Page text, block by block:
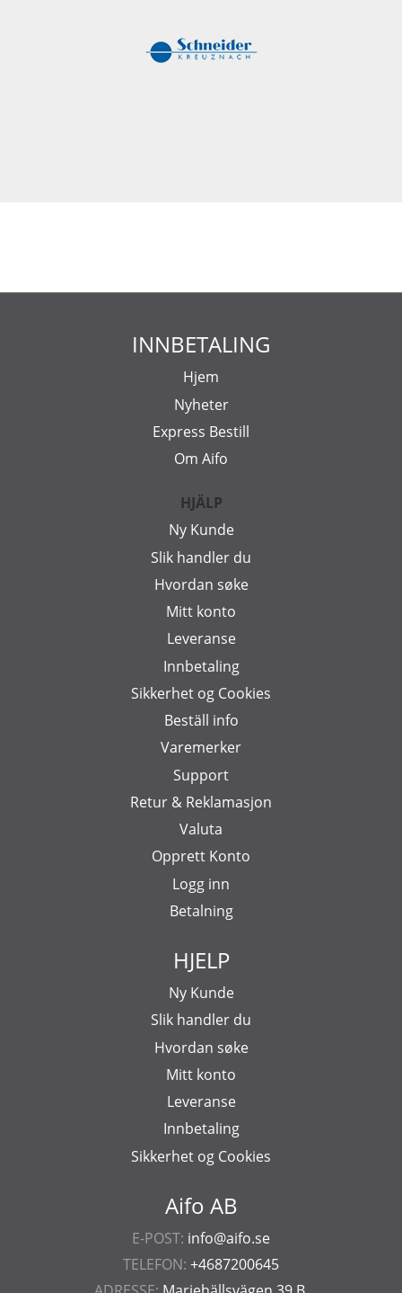
Aifo AB
E-POST: info@aifo.se
TELEFON: +4687200645
INNBETALING
Hjem
Nyheter
Express Bestill
Om Aifo
HJÄLP
Ny Kunde
Slik handler du
Hvordan søke
Mitt konto
Leveranse
Innbetaling
Sikkerhet og Cookies
Beställ info
Varemerker
Support
Retur & Reklamasjon
Valuta
Opprett Konto
Logg inn
Betalning
HJELP
Ny Kunde
Slik handler du
Hvordan søke
Mitt konto
Leveranse
Innbetaling
Sikkerhet og Cookies